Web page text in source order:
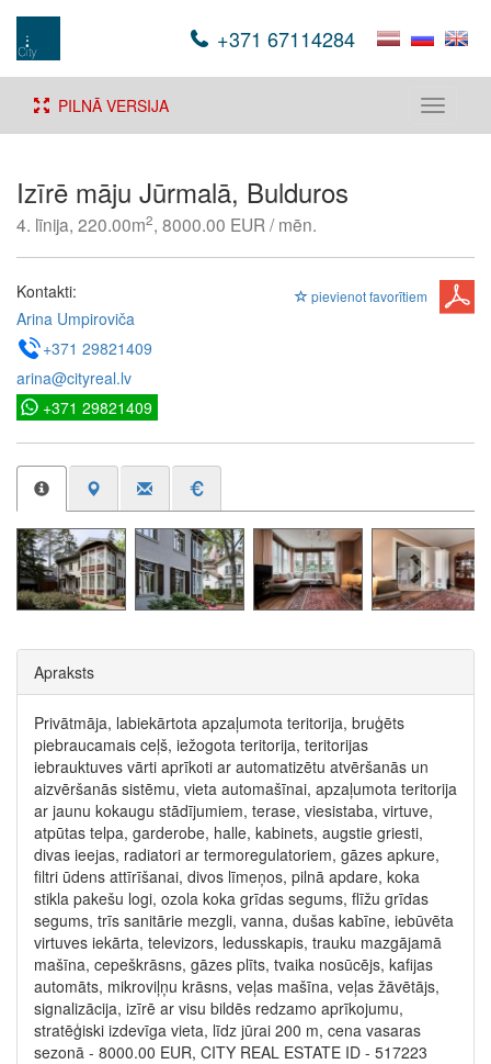
+371 67114284
Toggle
PILNĀ VERSIJA
Izīrē māju Jūrmalā, Bulduros
4. līnija, 220.00m2, 8000.00 EUR / mēn.
pievienot favorītiem
Kontakti:
Arina Umpiroviča
+371 29821409
arina@cityreal.lv
+371 29821409
Apraksts
Privātmāja, labiekārtota apzaļumota teritorija, bruģēts
piebraucamais ceļš, iežogota teritorija, teritorijas
iebrauktuves vārti aprīkoti ar automatizētu atvēršanās un
aizvēršanās sistēmu, vieta automašīnai, apzaļumota teritorija
ar jaunu kokaugu stādījumiem, terase, viesistaba, virtuve,
atpūtas telpa, garderobe, halle, kabinets, augstie griesti,
divas ieejas, radiatori ar termoregulatoriem, gāzes apkure,
filtri ūdens attīrīšanai, divos līmeņos, pilnā apdare, koka
stikla pakešu logi, ozola koka grīdas segums, flīžu grīdas
segums, trīs sanitārie mezgli, vanna, dušas kabīne, iebūvēta
virtuves iekārta, televizors, ledusskapis, trauku mazgājamā
mašīna, cepeškrāsns, gāzes plīts, tvaika nosūcējs, kafijas
automāts, mikroviļņu krāsns, veļas mašīna, veļas žāvētājs,
signalizācija, izīrē ar visu bildēs redzamo aprīkojumu,
stratēģiski izdevīga vieta, līdz jūrai 200 m, cena vasaras
sezonā - 8000.00 EUR, CITY REAL ESTATE ID - 517223